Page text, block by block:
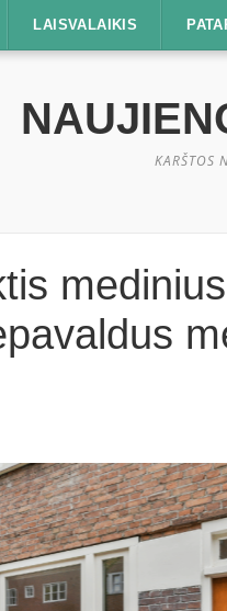
LAISVALAIKIS
KARŠTOS